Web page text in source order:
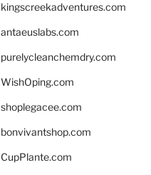
kingscreekadventures.com
antaeuslabs.com
purelycleanchemdry.com
WishOping.com
shoplegacee.com
bonvivantshop.com
CupPlante.com